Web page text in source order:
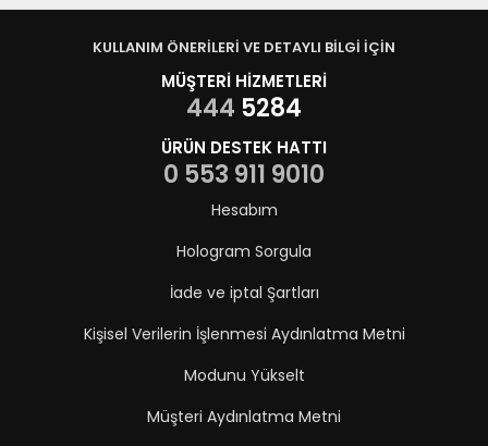
KULLANIM ÖNERİLERİ VE DETAYLI BİLGİ İÇİN
MÜŞTERİ HİZMETLERİ
444 5284
ÜRÜN DESTEK HATTI
0 553 911 9010
Hesabım
Hologram Sorgula
İade ve iptal Şartları
Kişisel Verilerin İşlenmesi Aydınlatma Metni
Modunu Yükselt
Müşteri Aydınlatma Metni